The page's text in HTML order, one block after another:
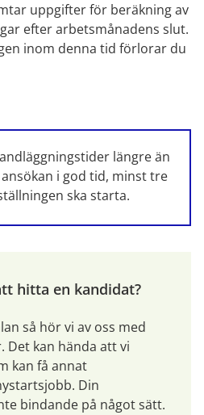
uppgifter för beräkning av
efter arbetsmånadens slut.
inom denna tid förlorar du
längre än
i god tid, minst tre
ska starta.
hitta en kandidat?
så hör vi av oss med
Det kan hända att vi
kan få annat
Din
bindande på något sätt.